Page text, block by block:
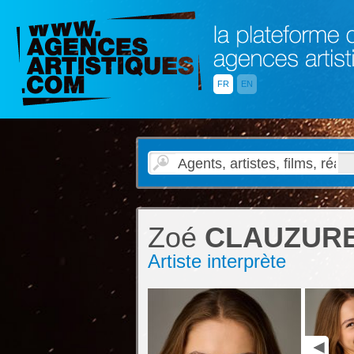
FR EN
Zoé
Artiste interprète